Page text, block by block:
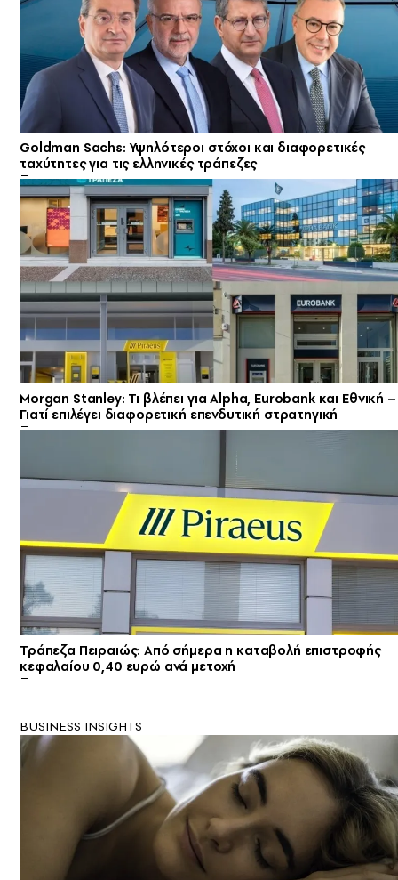
Goldman Sachs: Υψηλότεροι στόχοι και διαφορετικές
ταχύτητες για τις ελληνικές τράπεζες
Morgan Stanley: Τι βλέπει για Alpha, Eurobank και Εθνική –
Γιατί επιλέγει διαφορετική επενδυτική στρατηγική
Τράπεζα Πειραιώς: Από σήμερα η καταβολή επιστροφής
κεφαλαίου 0,40 ευρώ ανά μετοχή
BUSINESS INSIGHTS